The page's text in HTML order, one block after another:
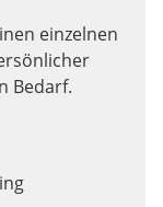
einzelnen
Bedarf.